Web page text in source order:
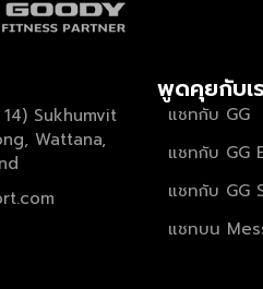
Sukhumvit
Wattana,
พูดคุยกับเ
แชทกับ GG
แชทกับ GG
แชทกับ GG
แชทบน